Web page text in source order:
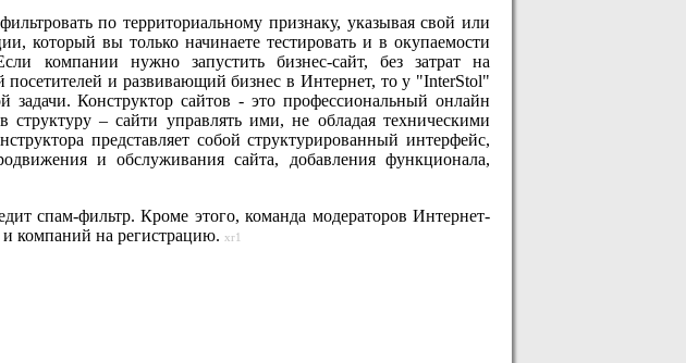
по территориальному признаку, указывая свой или
который вы только начинаете тестировать и в окупаемости
компании нужно запустить бизнес-сайт, без затрат на
и развивающий бизнес в Интернет, то у "InterStol"
Конструктор сайтов - это профессиональный онлайн
структуру – сайти управлять ими, не обладая техническими
представляет собой структурированный интерфейс,
и обслуживания сайта, добавления функционала,
спам-фильтр. Кроме этого, команда модераторов Интернет-
компаний на регистрацию. xr1